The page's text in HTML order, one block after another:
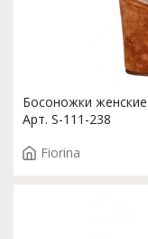
Босоножки
Арт. S-111-238
Fiorina